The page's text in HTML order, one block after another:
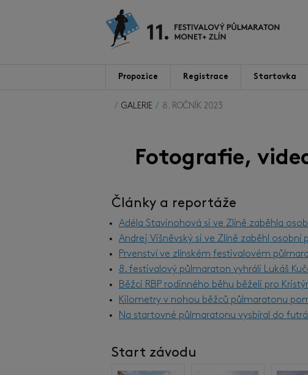
Propozice Registrace Startovka
GALERIE 8. ROČNÍK 2023
Fotografie,
Články a reportáže
Adéla Stavinohová si ve Zlíně zaběhla
Andrej Višněvský si ve Zlíně zaběhl osobní
Prvenství ve zlínském festivalovém
8. festivalový půlmaraton vyhráli Lukáš
Běžci RBP rodinného běhu běželi pro
Kilometry v nohou běžců půlmaratonu
Na startovné půlmaratonu vysbíral do
Start závodu